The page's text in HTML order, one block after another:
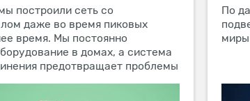
построили сеть со
даже во время пиковых
время. Мы постоянно
в домах, а система
предотвращает проблемы
По
миры